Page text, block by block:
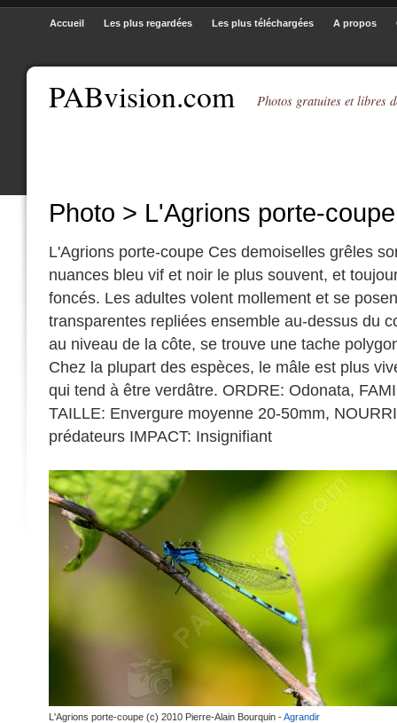
PABvision.com Photos gratuites et libres
Accueil Les plus regardées Les plus téléchargées A propos
Photo > L'Agrions porte-coupe
L'Agrions porte-coupe Ces demoiselles grêles
nuances bleu vif et noir le plus souvent, et
foncés. Les adultes volent mollement et se
transparentes repliées ensemble au-dessus du
au niveau de la côte, se trouve une tache
Chez la plupart des espèces, le mâle est plus
qui tend à être verdâtre. ORDRE: Odonata,
TAILLE: Envergure moyenne 20-50mm,
prédateurs IMPACT: Insignifiant
L'Agrions porte-coupe (c) 2010 Pierre-Alain Bourquin -Agrandir